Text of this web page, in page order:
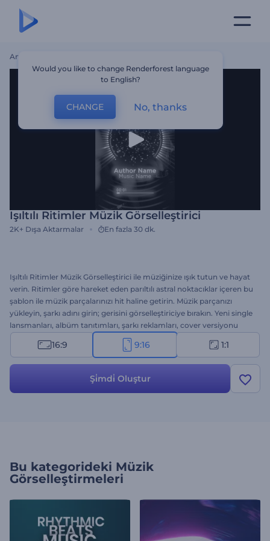
Ana Sayfa
Işıltılı Ritimler Müzik Görselleştirici
2K+ Dışa Aktarmalar En fazla 30 dk.
Işıltılı Ritimler Müzik Görselleştirici ile müziğinize ışık tutun ve hayat
verin. Ritimler göre hareket eden parıltılı astral noktacıklar içeren bu
şablon ile müzik parçalarınızı hit haline getirin. Müzik parçanızı
yükleyin, şarkı adını girin; gerisini görselleştiriciye bırakın. Yeni single
lansmanları, albüm tanıtımları, şarkı reklamları, cover versiyonu
sunumları vb. için mükemmel bir seçenek. Hemen oluşturun,
müziğiniz unutulmaz olsun!
16:9 9:16 1:1
Şi̇mdi̇ Oluştur
Bu kategorideki Müzik
Görselleştirmeleri
Would you like to change Renderforest language
to English?
CHANGE No, thanks